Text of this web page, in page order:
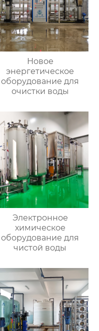
Новое
энергетическое
оборудование для
очистки воды
Электронное
химическое
оборудование для
чистой воды